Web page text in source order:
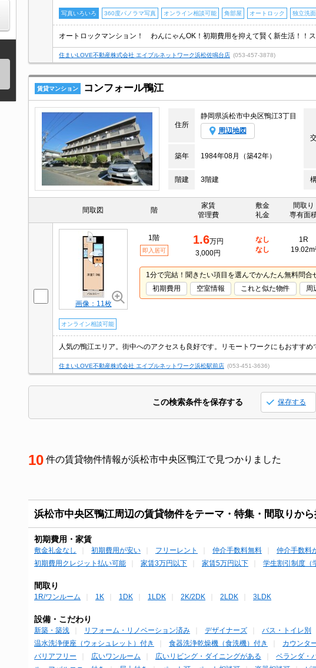
写真いろいろ 360度パノラマ写真 オンライン相談可能 角部屋 オートロック 独立洗
住まいLOVE不動産株式会社 エイブルネットワーク浜松佐鳴台店 (053-457-3878)
賃貸マンション コンフォール鴨江
住所
静岡県浜松市中央区鴨江3丁目
周辺地図
築年
1984年08月（築42年）
階建 3階建
間取図 階
家賃
管理費
敷金
礼金
間取り
専有面
画像：11枚
1階
即入居可
1.6万円
3,000円
なし
なし
1R
1分で完結！聞きたい項目を選んでかんたん無料問合
初期費用
空室情報 これと似た物件 周
オンライン相談可能
人気の鴨江エリア。街中へのアクセスも良好です。リモートワークにもおすすめ
住まいLOVE不動産株式会社 エイブルネットワーク浜松駅前店 (053-451-3636)
この検索条件を保存する 保存する
10 件の賃貸物件情報が浜松市中央区鴨江で見つかりました
浜松市中央区鴨江周辺の賃貸物件をテーマ・特集・間取りか
初期費用・家賃
敷金礼金なし 初期費用が安い フリーレント 仲介手数料無料
仲介手数料
初期費用クレジット払い可能
家賃3万円以下 家賃5万円以下 学生割引制度（
間取り
1R/ワンルーム 1K 1DK 1LDK 2K/2DK 2LDK 3LDK
設備・こだわり
新築・築浅 リフォーム・リノベーション済み デザイナーズ
バス・トイレ別
温水洗浄便座（ウォシュレット）付き
食器洗浄乾燥機（食洗機）付き カウンタ
バリアフリー
広いワンルーム 広いリビング・ダイニングがある
ベランダ・